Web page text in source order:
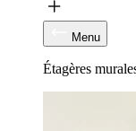
Menu
Étagères